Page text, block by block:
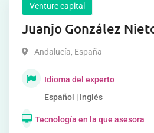
Venture capital
Juanjo González
Andalucía, España
Idioma del experto
Español | Inglés
Tecnología en la que asesora